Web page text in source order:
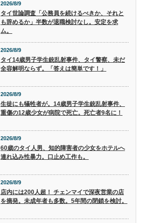
2026/8/9
タイ世論調査「公務員を続けるべきか、それと
も辞めるか」半数が退職検討なし。安定を求
ム。
2026/8/9
タイ14歳男子学生銃乱射事件、タイ警察、未だ
全容解明ならず。「答えは簡単です！」
2026/8/9
生徒にも犠牲者が。14歳男子学生銃乱射事件、
重傷の12歳少女が病院で死亡。死亡者9名に！
2026/8/9
60歳のタイ人男、知的障害者の少女をホテルへ
連れ込み性暴力。口止め工作も。
2026/8/9
店内には200人超！ チェンマイで深夜営業の店
を摘発。未成年者も多数。5年間の閉鎖を検討。